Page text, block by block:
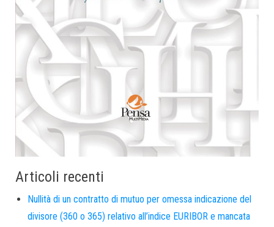
Articoli recenti
Nullità di un contratto di mutuo per omessa indicazione del
divisore (360 o 365) relativo all’indice EURIBOR e mancata